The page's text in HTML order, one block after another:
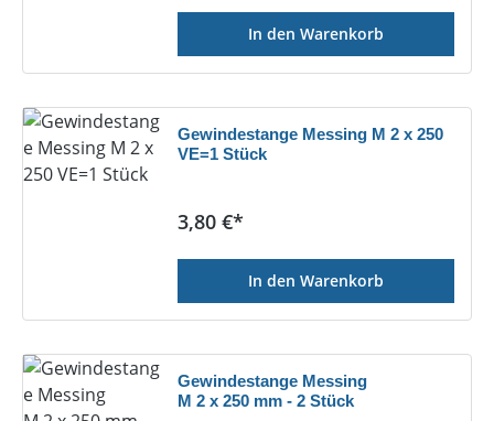
In den Warenkorb
Gewindestange Messing M 2 x 250
VE=1 Stück
Regulärer Preis:
3,80 €*
In den Warenkorb
Gewindestange Messing
M 2 x 250 mm - 2 Stück